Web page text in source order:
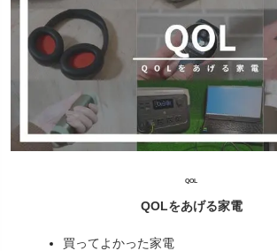
QOLをあげる家電
QOL
買ってよかった家電